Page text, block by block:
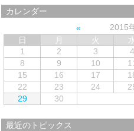
カレンダー
2015
日
月 火
1
2 3 4
8
9 10
15
16 17
22
23 24
29
30
最近のトピックス